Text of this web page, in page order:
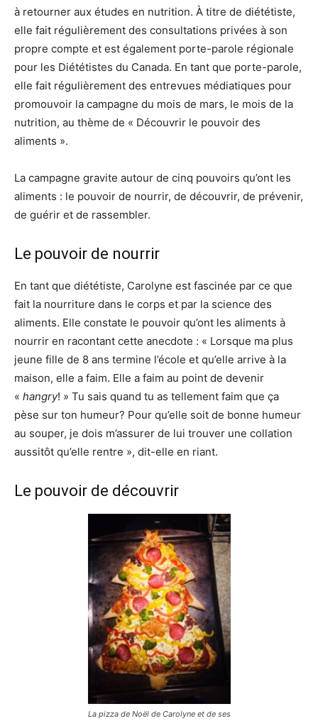
à retourner aux études en nutrition. À titre de diététiste,
elle fait régulièrement des consultations privées à son
propre compte et est également porte-parole régionale
pour les Diététistes du Canada. En tant que porte-parole,
elle fait régulièrement des entrevues médiatiques pour
promouvoir la campagne du mois de mars, le mois de la
nutrition, au thème de « Découvrir le pouvoir des
aliments ».
La campagne gravite autour de cinq pouvoirs qu’ont les
aliments : le pouvoir de nourrir, de découvrir, de prévenir,
de guérir et de rassembler.
Le pouvoir de nourrir
En tant que diététiste, Carolyne est fascinée par ce que
fait la nourriture dans le corps et par la science des
aliments. Elle constate le pouvoir qu’ont les aliments à
nourrir en racontant cette anecdote : « Lorsque ma plus
jeune fille de 8 ans termine l’école et qu’elle arrive à la
maison, elle a faim. Elle a faim au point de devenir
« hangry! » Tu sais quand tu as tellement faim que ça
pèse sur ton humeur? Pour qu’elle soit de bonne humeur
au souper, je dois m’assurer de lui trouver une collation
aussitôt qu’elle rentre », dit-elle en riant.
Le pouvoir de découvrir
La pizza de Noël de Carolyne et de ses